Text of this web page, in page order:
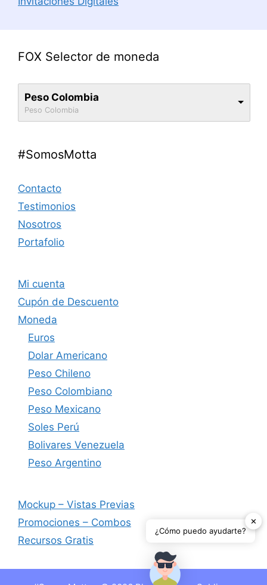
FOX Selector de moneda
Peso Colombia
Peso Colombia
#SomosMotta
Contacto
Testimonios
Nosotros
Portafolio
Mi cuenta
Cupón de Descuento
Moneda
Euros
Dolar Americano
Peso Chileno
Peso Colombiano
Peso Mexicano
Soles Perú
Bolivares Venezuela
Peso Argentino
Mockup – Vistas Previas
Promociones – Combos
Recursos Gratis
✕
¿Cómo puedo ayudarte?